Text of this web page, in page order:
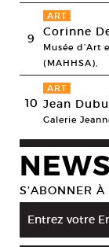
9
ART
Corinne
Musée d’Art
(MAHHSA),
10
ART
Jean
Galerie
S’ABONNER